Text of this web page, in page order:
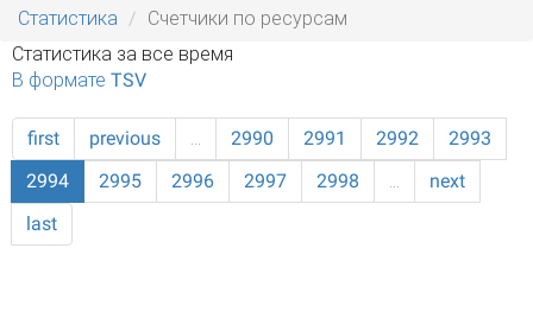
Статистика
Счетчики по ресурсам
Статистика за все время
В формате TSV
first previous … 2990 2991 2992
2993
2994
2995 2996 2997 2998 …
next
last